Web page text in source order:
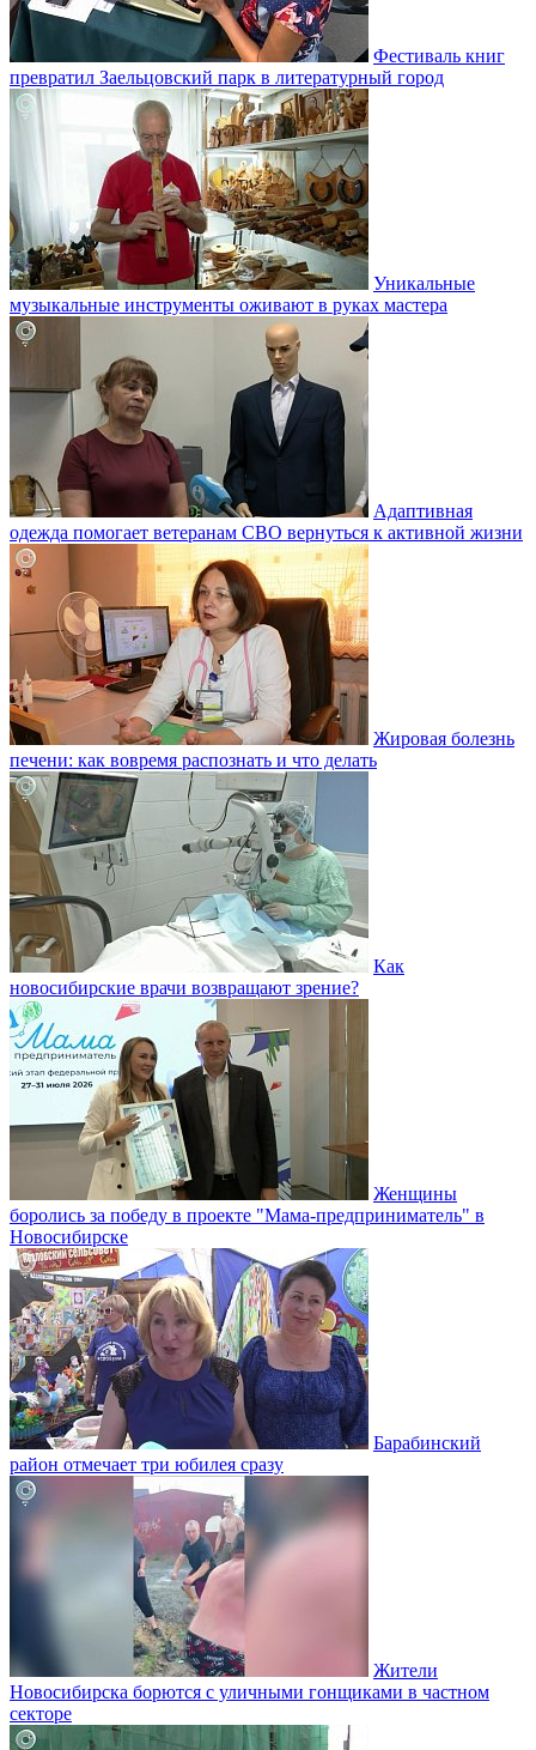
Фестиваль книг
превратил Заельцовский парк в литературный город
Уникальные
музыкальные инструменты оживают в руках мастера
Адаптивная
одежда помогает ветеранам СВО вернуться к активной жизни
Жировая болезнь
печени: как вовремя распознать и что делать
Как
новосибирские врачи возвращают зрение?
Женщины
боролись за победу в проекте "Мама-предприниматель" в
Новосибирске
Барабинский
район отмечает три юбилея сразу
Жители
Новосибирска борются с уличными гонщиками в частном
секторе